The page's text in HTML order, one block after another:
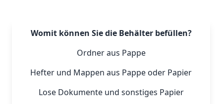
Womit können Sie die Behälter befüllen?
Ordner aus Pappe
Hefter und Mappen aus Pappe oder Papier
Lose Dokumente und sonstiges Papier